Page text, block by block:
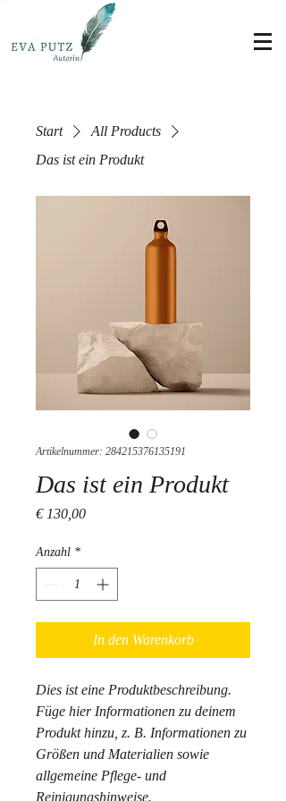
Start
All Products
Das ist ein Produkt
Artikelnummer: 284215376135191
Das ist ein Produkt
€ 130,00Preis
Anzahl *
In den Warenkorb
Dies ist eine Produktbeschreibung.
Füge hier Informationen zu deinem
Produkt hinzu, z. B. Informationen zu
Größen und Materialien sowie
allgemeine Pflege- und
Reinigungshinweise.